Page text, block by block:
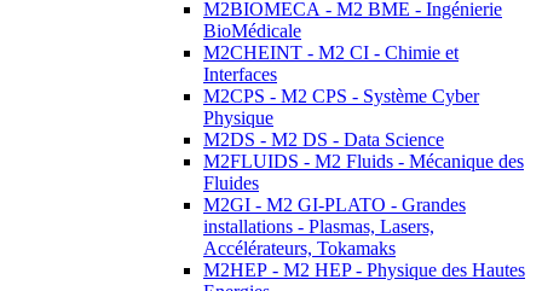
M2BIOMECA - M2 BME - Ingénierie
BioMédicale
M2CHEINT - M2 CI - Chimie et
Interfaces
M2CPS - M2 CPS - Système Cyber
Physique
M2DS - M2 DS - Data Science
M2FLUIDS - M2 Fluids - Mécanique des
Fluides
M2GI - M2 GI-PLATO - Grandes
installations - Plasmas, Lasers,
Accélérateurs, Tokamaks
M2HEP - M2 HEP - Physique des Hautes